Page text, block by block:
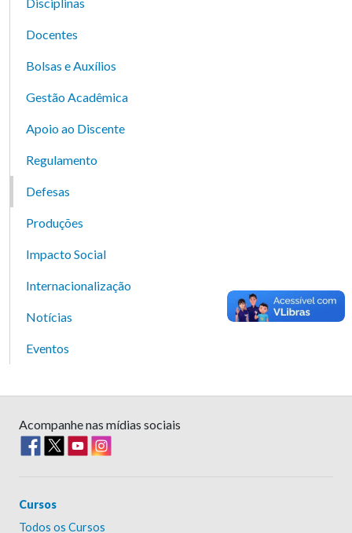
Docentes
Bolsas e Auxílios
Gestão Acadêmica
Apoio ao Discente
Regulamento
Defesas
Produções
Impacto Social
Internacionalização
Notícias
Eventos
Acompanhe nas mídias sociais
Cursos
Todos os Cursos